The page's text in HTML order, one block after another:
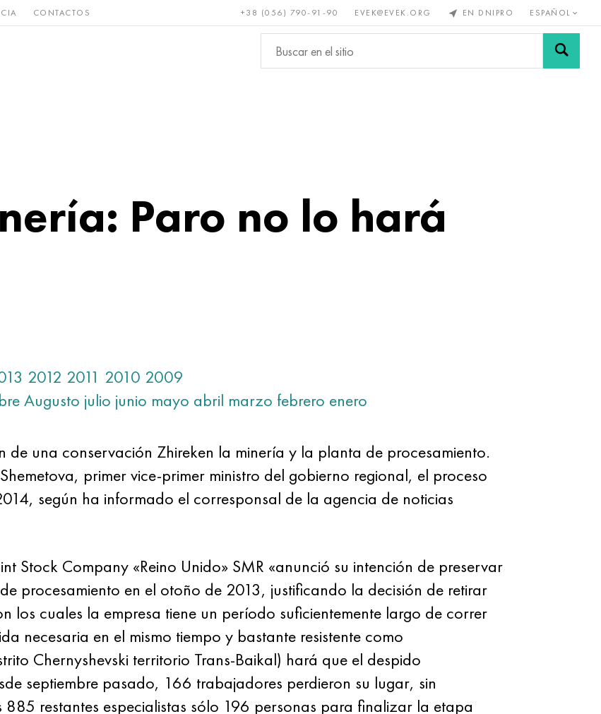
CONTACTOS +38 (056) 790-91-90 EVEK@EVEK.ORG EN DNIPRO ESPAÑOL
y Bronce, cobre, Metales no
ferrosos
Aleación de Mallas y
Paro no lo hará
2012 2011 2010 2009
Augusto julio junio mayo abril marzo febrero enero
de una conservación Zhireken la minería y la planta de procesamiento.
primer vice-primer ministro del gobierno regional, el proceso
según ha informado el corresponsal de la agencia de noticias
Stock Company «Reino Unido» SMR «anunció su intención de preservar
procesamiento en el otoño de 2013, justificando la decisión de retirar
los cuales la empresa tiene un período suficientemente largo de correr
necesaria en el mismo tiempo y bastante resistente como
Chernyshevski territorio Trans-Baikal) hará que el despido
septiembre pasado, 166 trabajadores perdieron su lugar, sin
restantes especialistas sólo 196 personas para finalizar la etapa